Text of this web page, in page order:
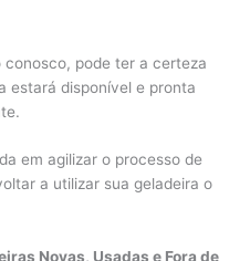
pode ter a certeza
estará disponível e pronta
em agilizar o processo de
a utilizar sua geladeira o
Novas, Usadas e Fora de